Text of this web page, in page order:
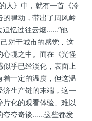
人》中，就有一首《冷
的律动，带出了周凤岭
追忆过往云烟……”他
对于城市的感觉，这
境之中。而在《光怪
乎已经淡化，表面上
一定的温度，但这温
济生产链的末端，这一
化的观看体验、难以
夸夸奇谈……这些都发